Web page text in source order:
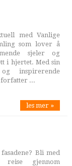
med Vanlige
som lover å
sjeler og
i hjertet. Med sin
inspirerende
forfatter ...
les mer »
Bli med
gjennom